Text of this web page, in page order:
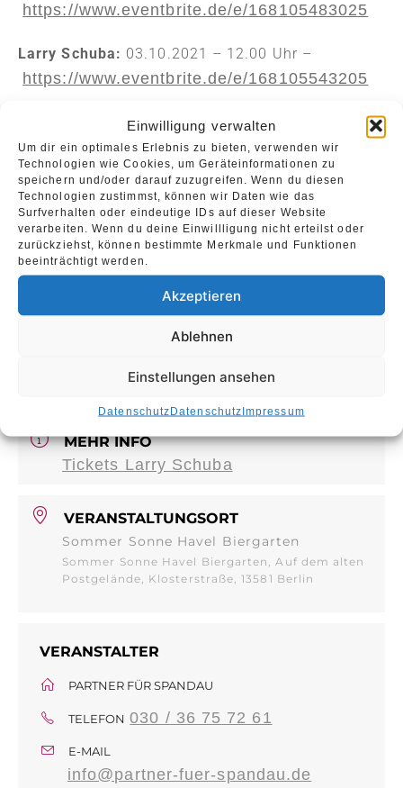
Einwilligung verwalten
Um dir ein optimales Erlebnis zu bieten, verwenden wir
Technologien wie Cookies, um Geräteinformationen zu
speichern und/oder darauf zuzugreifen. Wenn du diesen
Technologien zustimmst, können wir Daten wie das
Surfverhalten oder eindeutige IDs auf dieser Website
verarbeiten. Wenn du deine Einwillligung nicht erteilst oder
zurückziehst, können bestimmte Merkmale und Funktionen
beeinträchtigt werden.
Akzeptieren
Ablehnen
Einstellungen ansehen
DatenschutzDatenschutzImpressum
https://www.eventbrite.de/e/168105483025
Larry Schuba: 03.10.2021 – 12.00 Uhr –
https://www.eventbrite.de/e/168105543205
Inhalt teilen:
Facebook
EmailWhatsApp
DATUM
MEHR INFO
Tickets Larry Schuba
VERANSTALTUNGSORT
Sommer Sonne Havel Biergarten
Sommer Sonne Havel Biergarten, Auf dem alten
Postgelände, Klosterstraße, 13581 Berlin
VERANSTALTER
PARTNER FÜR SPANDAU
TELEFON 030 / 36 75 72 61
E-MAIL
info@partner-fuer-spandau.de